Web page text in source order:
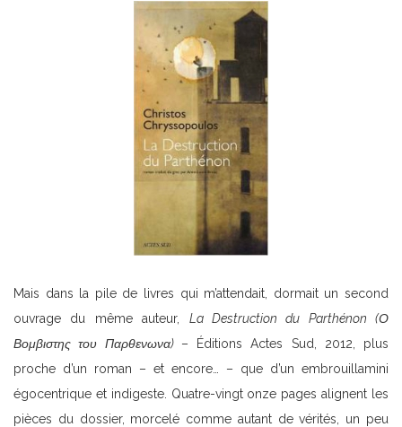
Mais dans la pile de livres qui m’attendait, dormait un second
ouvrage du même auteur, La Destruction du Parthénon (Ο
Βομβιστης του Παρθενωνα) – Éditions Actes Sud, 2012, plus
proche d’un roman – et encore… – que d’un embrouillamini
égocentrique et indigeste. Quatre-vingt onze pages alignent les
pièces du dossier, morcelé comme autant de vérités, un peu